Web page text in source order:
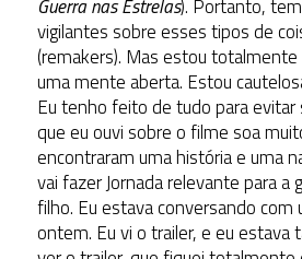
Guerra nas Estrelas). Portanto,
vigilantes sobre esses tipos de
(remakers). Mas estou
uma mente aberta. Estou
Eu tenho feito de tudo para
que eu ouvi sobre o filme soa
encontraram uma história e uma
vai fazer Jornada relevante para a
filho. Eu estava conversando com
ontem. Eu vi o trailer, e eu estava